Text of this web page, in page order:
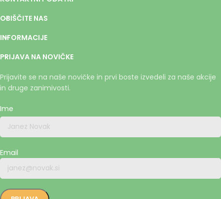
OBIŠČITE NAS
INFORMACIJE
PRIJAVA NA NOVIČKE
Prijavite se na naše novičke in prvi boste izvedeli za naše akcije
in druge zanimivosti.
Ime
Email